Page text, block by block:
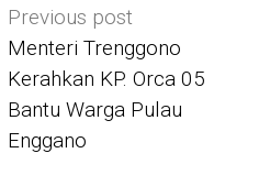
Post
navigation
Previous post
Menteri Trenggono
Kerahkan KP. Orca 05
Bantu Warga Pulau
Enggano